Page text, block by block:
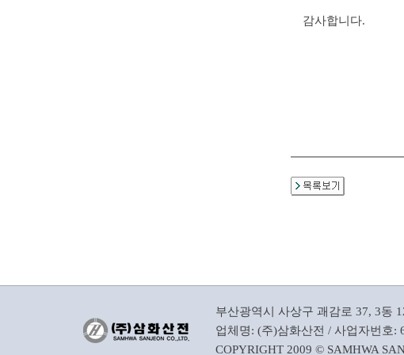
감사합니다.
부산광역시 사상구 괘감로 37, 3동
업체명: (주)삼화산전 / 사업자번호:
COPYRIGHT 2009 © SAMHWA